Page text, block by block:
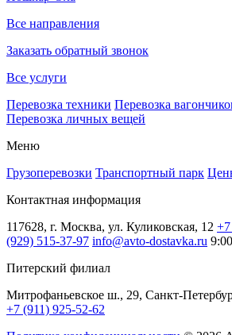
Все направления
Заказать обратный звонок
Все услуги
Перевозка техники Перевозка
Перевозка личных вещей
Меню
Грузоперевозки Транспортный парк
Контактная информация
117628, г. Москва, ул. Куликовская, 12
(929) 515-37-97 info@avto-dostavka.ru
Питерский филиал
Митрофаньевское ш., 29, Санкт-
+7 (911) 925-52-62